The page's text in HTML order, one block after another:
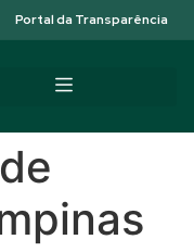
Portal da Transparência